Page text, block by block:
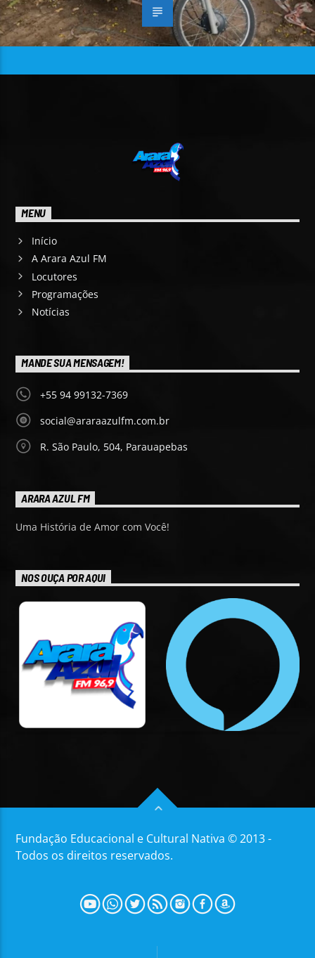
MENU
Início
A Arara Azul FM
Locutores
Programações
Notícias
MANDE SUA MENSAGEM!
+55 94 99132-7369
social@araraazulfm.com.br
R. São Paulo, 504, Parauapebas
ARARA AZUL FM
Uma História de Amor com Você!
NOS OUÇA POR AQUI
Fundação Educacional e Cultural Nativa © 2013 -
Todos os direitos reservados.